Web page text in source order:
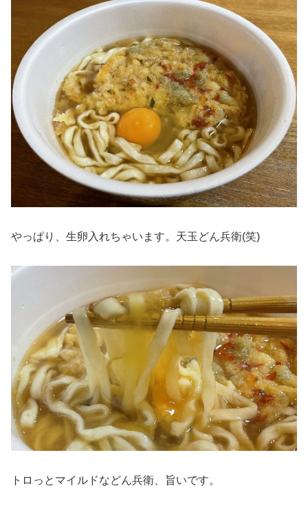
やっぱり、生卵入れちゃいます。天玉どん兵衛(笑)
トロっとマイルドなどん兵衛、旨いです。